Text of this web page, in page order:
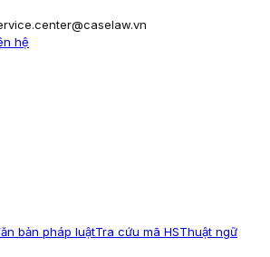
hệ
bản pháp luậtTra cứu mã HSThuật ngữ